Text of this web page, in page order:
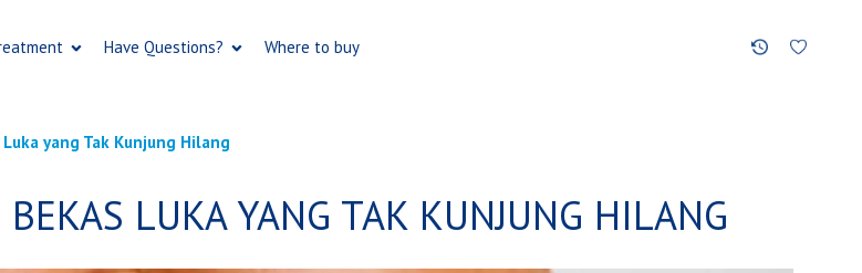
main
Have Questions? Where to buy
yang Tak Kunjung Hilang
LUKA YANG TAK KUNJUNG HILANG